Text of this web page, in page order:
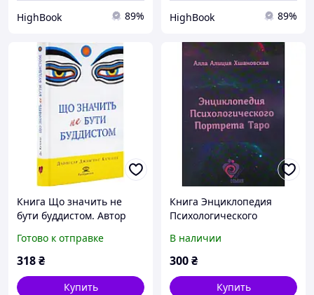
HighBook 89% HighBook 89%
Книга Що значить не
бути буддистом. Автор
Кхьєнце (Укр.) (переплет
твердый) 2024 г. DC
Готово к отправке
318₴
Купить
Книга Энциклопедия
Психологического
Хшановская
В наличии
300₴
Купить